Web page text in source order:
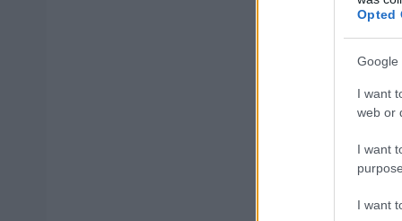
Opted
Google
I want
web or
I want
I want
Αντίθετα, τα